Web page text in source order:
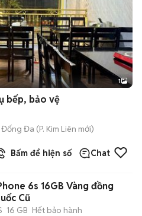
1
phụ bếp, bảo vệ
Đống Đa (P. Kim Liên mới)
Bấm để hiện số Chat
6s 16GB Vàng đồng
Cũ
16 GB Hết bảo hành